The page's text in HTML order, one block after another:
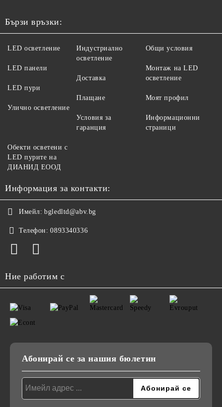
Бързи връзки:
LED осветление
LED панели
LED пури
Улично осветление
Индустриално
осветление
Доставка
Плащане
Условия за
гаранция
Общи условия
Монтаж на LED
осветление
Моят профил
Информационни
страници
Обекти осветени с
LED пурите на
ДИАНИД ЕООД
Информация за контакти:
Имейл: bgledltd@abv.bg
Телефон: 0893340336
Ние работим с
Абонирай се за нашия бюлетин